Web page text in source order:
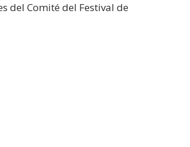
del Comité del Festival de